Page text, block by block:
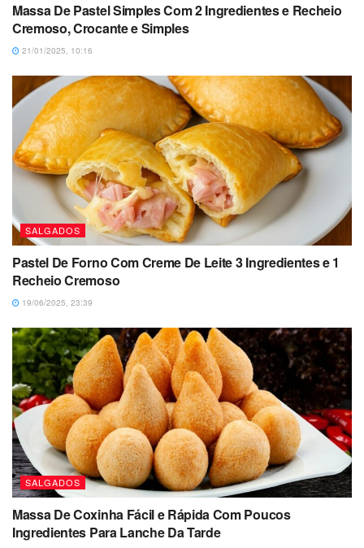
Massa De Pastel Simples Com 2 Ingredientes e Recheio
Cremoso, Crocante e Simples
21/01/2025, 10:16
SALGADOS
Pastel De Forno Com Creme De Leite 3 Ingredientes e 1
Recheio Cremoso
19/06/2025, 23:39
SALGADOS
Massa De Coxinha Fácil e Rápida Com Poucos
Ingredientes Para Lanche Da Tarde